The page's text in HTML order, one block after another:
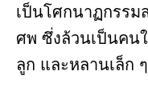
เป็นโศกนาฏกรรม
ศพ ซึ่งล้วนเป็นคน
ลูก และหลานเล็ก ๆ